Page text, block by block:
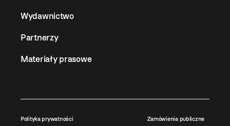
Wydawnictwo
Partnerzy
Materiały prasowe
Polityka prywatności Zamówienia publiczne